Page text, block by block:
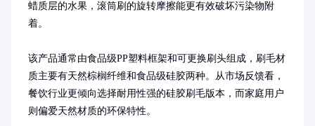
蜡质层的水果，滚筒刷的旋转摩擦能更有效破坏污染物附
着。
该产品通常由食品级PP塑料框架和可更换刷头组成，刷毛材
质主要有天然棕榈纤维和食品级硅胶两种。从市场反馈看，
餐饮行业更倾向选择耐用性强的硅胶刷毛版本，而家庭用户
则偏爱天然材质的环保特性。